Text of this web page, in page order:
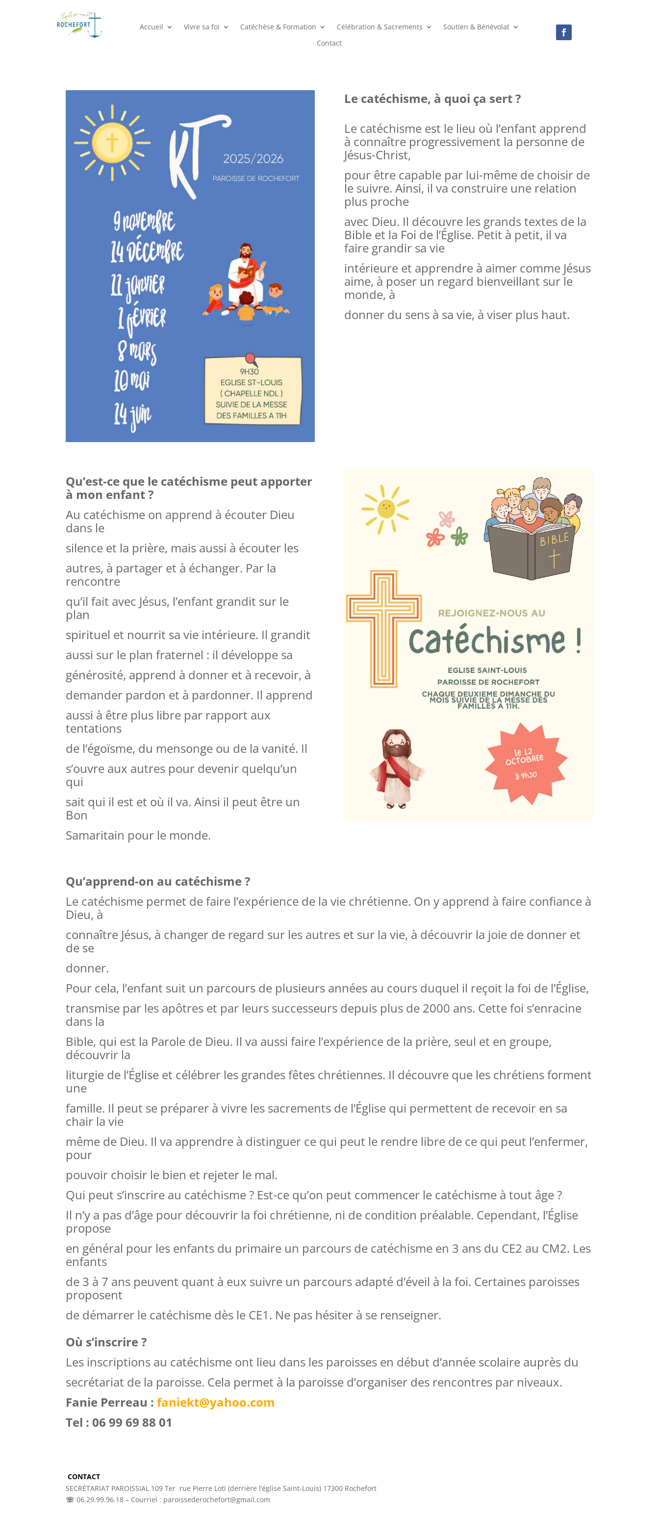
Accueil Vivre sa foi Catéchèse & Formation Célébration & Sacrements
Soutien & Bénévolat
Contact
Le catéchisme, à quoi ça sert ?
Le catéchisme est le lieu où l’enfant apprend
à connaître progressivement la personne de
Jésus-Christ,
pour être capable par lui-même de choisir de
le suivre. Ainsi, il va construire une relation
plus proche
avec Dieu. Il découvre les grands textes de la
Bible et la Foi de l’Église. Petit à petit, il va
faire grandir sa vie
intérieure et apprendre à aimer comme Jésus
aime, à poser un regard bienveillant sur le
monde, à
donner du sens à sa vie, à viser plus haut.
Qu’est-ce que le catéchisme peut apporter
à mon enfant ?
Au catéchisme on apprend à écouter Dieu
dans le
silence et la prière, mais aussi à écouter les
autres, à partager et à échanger. Par la
rencontre
qu’il fait avec Jésus, l’enfant grandit sur le
plan
spirituel et nourrit sa vie intérieure. Il grandit
aussi sur le plan fraternel : il développe sa
générosité, apprend à donner et à recevoir, à
demander pardon et à pardonner. Il apprend
aussi à être plus libre par rapport aux
tentations
de l’égoïsme, du mensonge ou de la vanité. Il
s’ouvre aux autres pour devenir quelqu’un
qui
sait qui il est et où il va. Ainsi il peut être un
Bon
Samaritain pour le monde.
Qu’apprend-on au catéchisme ?
Le catéchisme permet de faire l’expérience de la vie chrétienne. On y apprend à faire confiance à
Dieu, à
connaître Jésus, à changer de regard sur les autres et sur la vie, à découvrir la joie de donner et
de se
donner.
Pour cela, l’enfant suit un parcours de plusieurs années au cours duquel il reçoit la foi de l’Église,
transmise par les apôtres et par leurs successeurs depuis plus de 2000 ans. Cette foi s’enracine
dans la
Bible, qui est la Parole de Dieu. Il va aussi faire l’expérience de la prière, seul et en groupe,
découvrir la
liturgie de l’Église et célébrer les grandes fêtes chrétiennes. Il découvre que les chrétiens forment
une
famille. Il peut se préparer à vivre les sacrements de l’Église qui permettent de recevoir en sa
chair la vie
même de Dieu. Il va apprendre à distinguer ce qui peut le rendre libre de ce qui peut l’enfermer,
pour
pouvoir choisir le bien et rejeter le mal.
Qui peut s’inscrire au catéchisme ? Est-ce qu’on peut commencer le catéchisme à tout âge ?
Il n’y a pas d’âge pour découvrir la foi chrétienne, ni de condition préalable. Cependant, l’Église
propose
en général pour les enfants du primaire un parcours de catéchisme en 3 ans du CE2 au CM2. Les
enfants
de 3 à 7 ans peuvent quant à eux suivre un parcours adapté d’éveil à la foi. Certaines paroisses
proposent
de démarrer le catéchisme dès le CE1. Ne pas hésiter à se renseigner.
Où s’inscrire ?
Les inscriptions au catéchisme ont lieu dans les paroisses en début d’année scolaire auprès du
secrétariat de la paroisse. Cela permet à la paroisse d’organiser des rencontres par niveaux.
Fanie Perreau :faniekt@yahoo.com
Tel : 06 99 69 88 01
CONTACT
SECRÉTARIAT PAROISSIAL 109 Ter rue Pierre Loti (derrière l’église Saint-Louis) 17300 Rochefort
☏ 06.29.99.96.18– Courriel : paroissederochefort@gmail.com